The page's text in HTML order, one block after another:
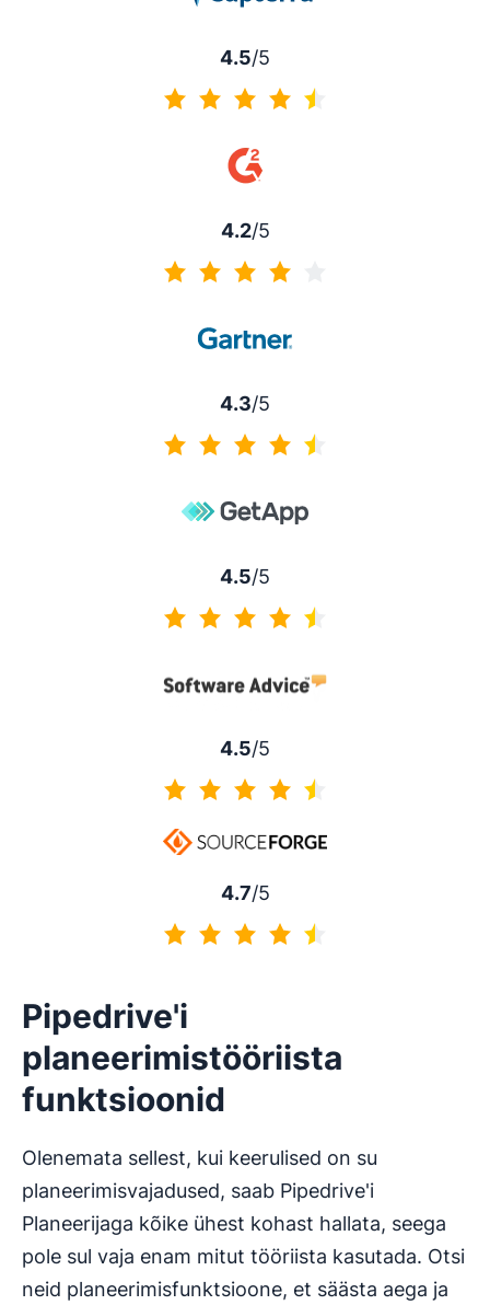
4.5/5
4.2/5
4.3/5
4.5/5
4.5/5
4.7/5
Pipedrive'i
planeerimistööriista
funktsioonid
Olenemata sellest, kui keerulised on su
planeerimisvajadused, saab Pipedrive'i
Planeerijaga kõike ühest kohast hallata, seega
pole sul vaja enam mitut tööriista kasutada. Otsi
neid planeerimisfunktsioone, et säästa aega ja